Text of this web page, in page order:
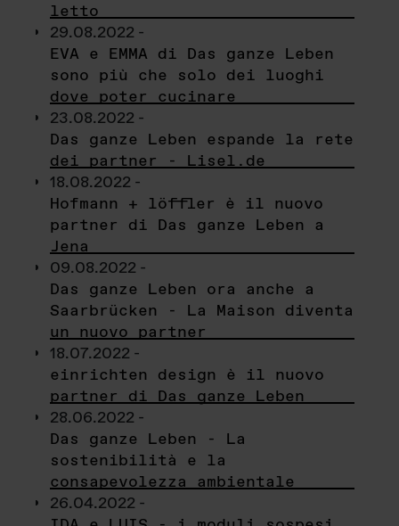
letto
29.08.2022 -
EVA e EMMA di Das ganze Leben
sono più che solo dei luoghi
dove poter cucinare
23.08.2022 -
Das ganze Leben espande la rete
dei partner - Lisel.de
18.08.2022 -
Hofmann + löffler è il nuovo
partner di Das ganze Leben a
Jena
09.08.2022 -
Das ganze Leben ora anche a
Saarbrücken - La Maison diventa
un nuovo partner
18.07.2022 -
einrichten design è il nuovo
partner di Das ganze Leben
28.06.2022 -
Das ganze Leben - La
sostenibilità e la
consapevolezza ambientale
26.04.2022 -